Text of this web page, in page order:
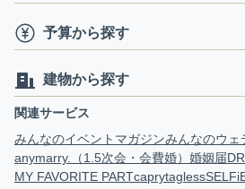
予算から探す
建物から探す
関連サービス
みんなのイベントマガジンみんなのウェ
anymarry.（1.5次会・会費婚） 婚姻届
MY FAVORITE PARTcaprytagless